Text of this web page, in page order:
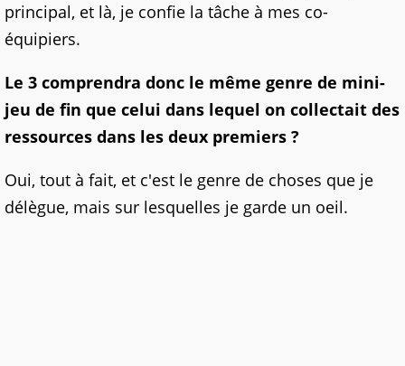
principal, et là, je confie la tâche à mes co-
équipiers.
Le 3 comprendra donc le même genre de mini-
jeu de fin que celui dans lequel on collectait des
ressources dans les deux premiers ?
Oui, tout à fait, et c'est le genre de choses que je
délègue, mais sur lesquelles je garde un oeil.